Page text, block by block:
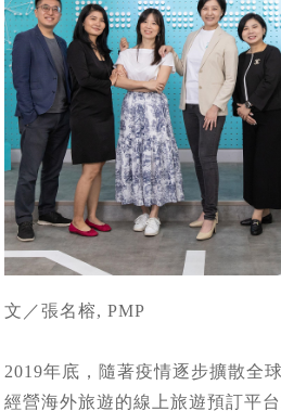
文／張名榕, PMP
2019年底，隨著疫情逐步擴散全
經營海外旅遊的線上旅遊預訂平